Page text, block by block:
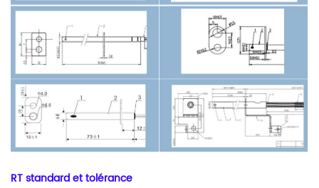
RT standard et tolérance